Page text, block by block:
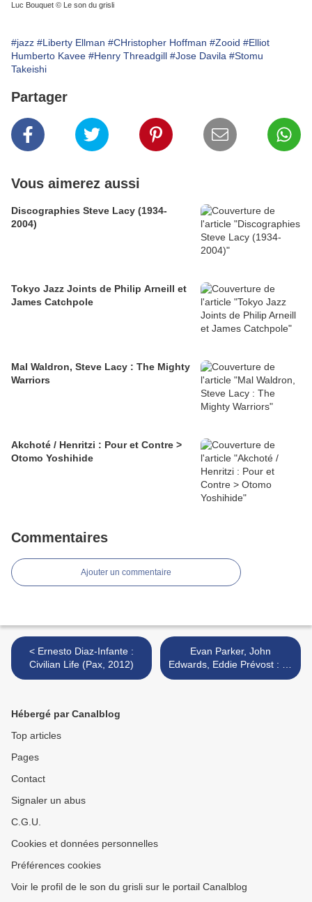
Luc Bouquet © Le son du grisli
#jazz #Liberty Ellman #CHristopher Hoffman #Zooid #Elliot
Humberto Kavee #Henry Threadgill #Jose Davila #Stomu
Takeishi
Partager
Vous aimerez aussi
Discographies Steve Lacy (1934-
2004)
Tokyo Jazz Joints de Philip Arneill et
James Catchpole
Mal Waldron, Steve Lacy : The Mighty
Warriors
Akchoté / Henritzi : Pour et Contre >
Otomo Yoshihide
Commentaires
Ajouter un commentaire
< Ernesto Diaz-Infante :
Civilian Life (Pax, 2012)
Evan Parker, John
Edwards, Eddie Prévost : All
Told (Matchless, 2012) >
Hébergé par Canalblog
Top articles
Pages
Contact
Signaler un abus
C.G.U.
Cookies et données personnelles
Préférences cookies
Voir le profil de le son du grisli sur le portail Canalblog